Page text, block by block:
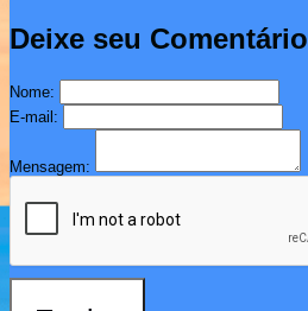
Deixe seu Comentário
Nome:
E-mail:
Mensagem: